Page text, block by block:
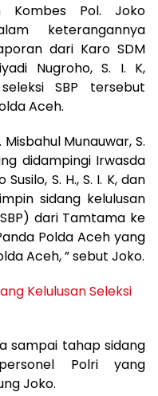
Kombes Pol. Joko
keterangannya
dari Karo SDM
Nugroho, S. I. K,
SBP tersebut
Aceh.
Munauwar, S.
didampingi Irwasda
S. H., S. I. K, dan
sidang kelulusan
dari Tamtama ke
Polda Aceh yang
Aceh, ” sebut Joko.
sampai tahap sidang
Polri yang
Joko.